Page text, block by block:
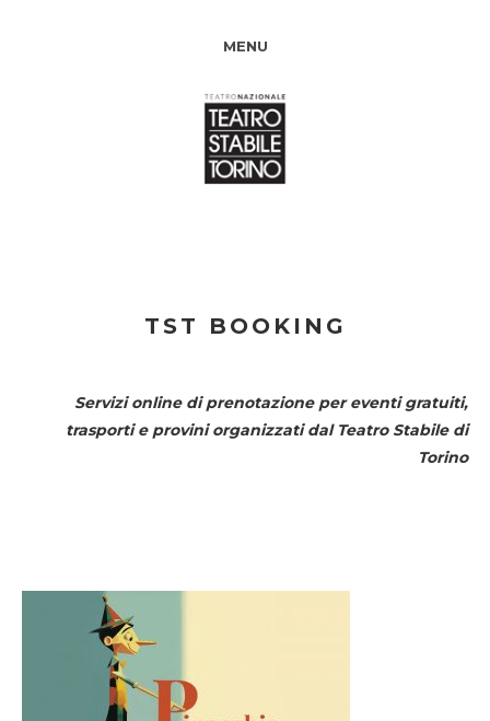
MENU
TST BOOKING
Servizi online di prenotazione per eventi gratuiti,
trasporti e provini organizzati dal Teatro Stabile di
Torino